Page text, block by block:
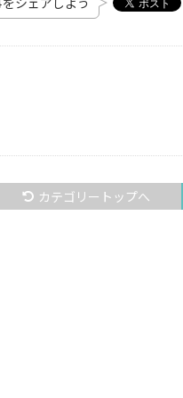
カテゴリートップへ